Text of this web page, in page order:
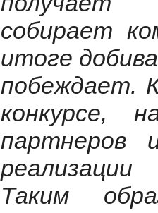
собирает
итоге
побеждает.
конкурсе,
партнеров
Таким